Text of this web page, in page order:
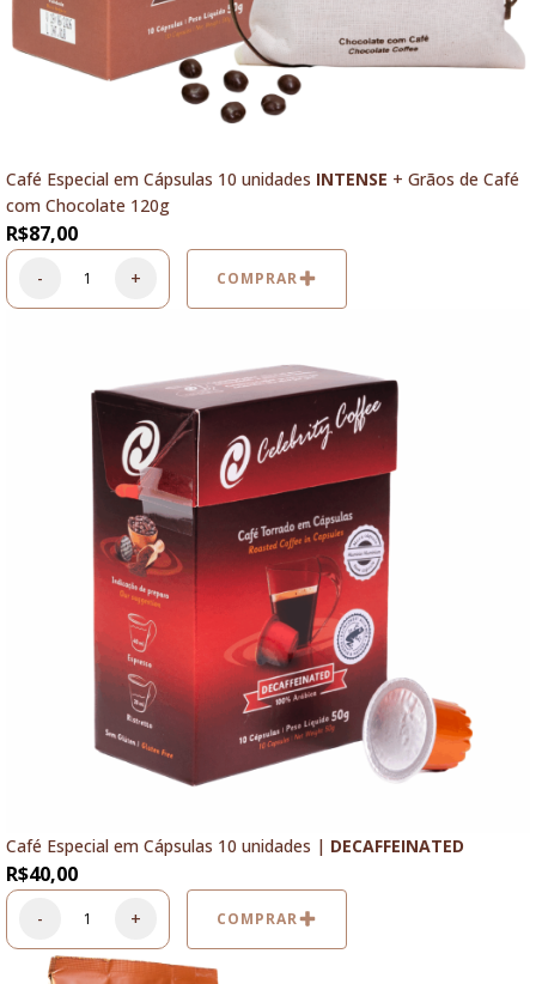
Café Especial em Cápsulas 10 unidades INTENSE + Grãos de Café
com Chocolate 120g
R$87,00
- + COMPRAR
Café Especial em Cápsulas 10 unidades | DECAFFEINATED
R$40,00
- + COMPRAR